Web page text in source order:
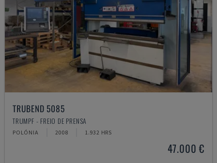
TRUBEND 5085
TRUMPF - FREIO DE PRENSA
POLÓNIA 2008 1.932 HRS
47.000 €